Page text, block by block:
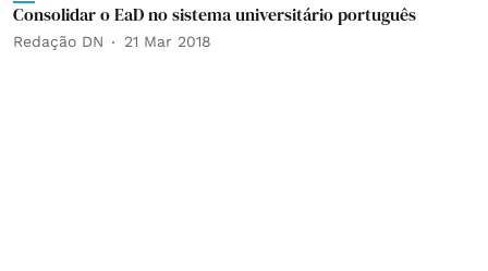
Consolidar o EaD no sistema universitário português
Redação DN 21 Mar 2018